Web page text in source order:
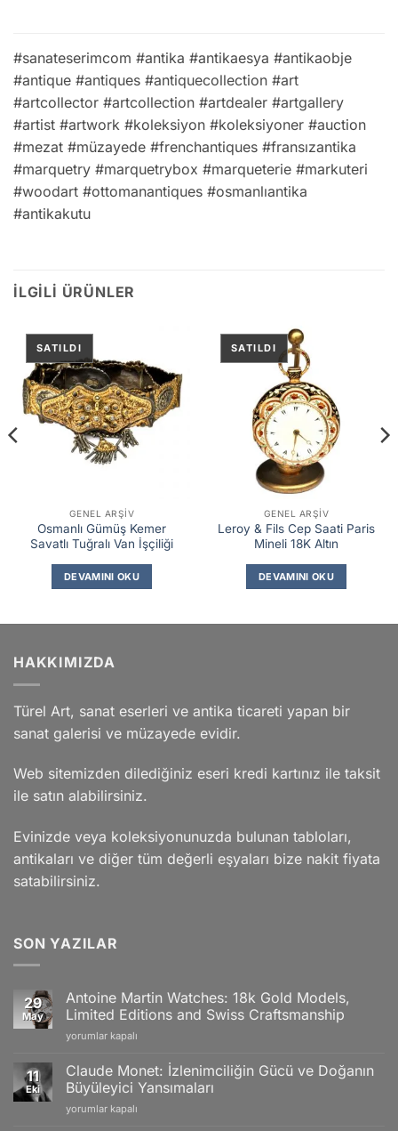
#sanateserimcom #antika #antikaesya #antikaobje
#antique #antiques #antiquecollection #art
#artcollector #artcollection #artdealer #artgallery
#artist #artwork #koleksiyon #koleksiyoner #auction
#mezat #müzayede #frenchantiques #fransızantika
#marquetry #marquetrybox #marqueterie #markuteri
#woodart #ottomanantiques #osmanlıantika
#antikakutu
İLGILI ÜRÜNLER
GENEL ARŞIV
Osmanlı Gümüş Kemer
Savatlı Tuğralı Van İşçiliği
DEVAMINI OKU
GENEL ARŞIV
Leroy & Fils Cep Saati Paris
Mineli 18K Altın
DEVAMINI OKU
HAKKIMIZDA
Türel Art, sanat eserleri ve antika ticareti yapan bir
sanat galerisi ve müzayede evidir.
Web sitemizden dilediğiniz eseri kredi kartınız ile taksit
ile satın alabilirsiniz.
Evinizde veya koleksiyonunuzda bulunan tabloları,
antikaları ve diğer tüm değerli eşyaları bize nakit fiyata
satabilirsiniz.
SON YAZILAR
29
May
Antoine Martin Watches: 18k Gold Models,
Limited Editions and Swiss Craftsmanship
Antoine
Watches:
18k
Gold
Models,
yorumlar kapalı
11
Eki
Claude Monet: İzlenimciliğin Gücü ve Doğanın
Büyüleyici Yansımaları
Claude
yorumlar kapalı